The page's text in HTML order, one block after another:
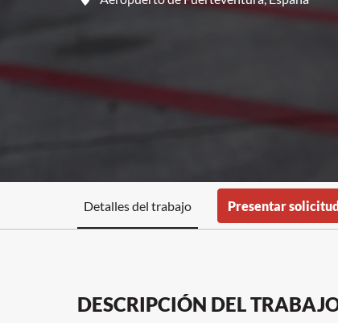
Detalles del trabajo Presentar
DESCRIPCIÓN DEL